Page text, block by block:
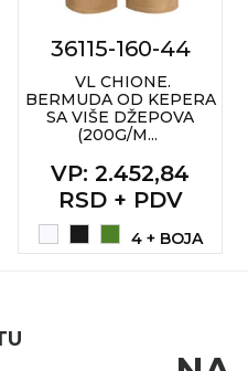
36115-160-44
VL CHIONE.
BERMUDA OD KEPERA
SA VIŠE DŽEPOVA
(200G/M...
VP: 2.452,84
RSD + PDV
4 + BOJA